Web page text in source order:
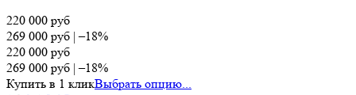
220 000 руб
269 000 руб |–18%
220 000 руб
269 000 руб |–18%
Купить в 1 кликВыбрать опцию...